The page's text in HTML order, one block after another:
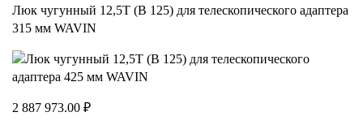
Люк чугунный 12,5Т (В 125) для телескопического адаптера
315 мм WAVIN
2 887 973.00 ₽